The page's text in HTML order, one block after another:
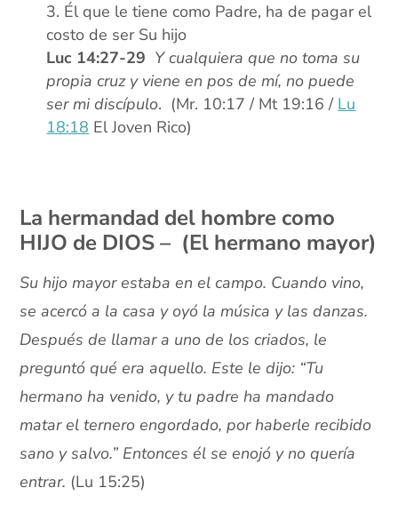
Él que le tiene como Padre, ha de pagar el
costo de ser Su hijo
Luc 14:27-29 Y cualquiera que no toma su
propia cruz y viene en pos de mí, no puede
ser mi discípulo. (Mr. 10:17 / Mt 19:16 / Lu
18:18 El Joven Rico)
La hermandad del hombre como
HIJO de DIOS – (El hermano mayor)
Su hijo mayor estaba en el campo. Cuando vino,
se acercó a la casa y oyó la música y las danzas.
Después de llamar a uno de los criados, le
preguntó qué era aquello. Este le dijo: “Tu
hermano ha venido, y tu padre ha mandado
matar el ternero engordado, por haberle recibido
sano y salvo.” Entonces él se enojó y no quería
entrar. (Lu 15:25)